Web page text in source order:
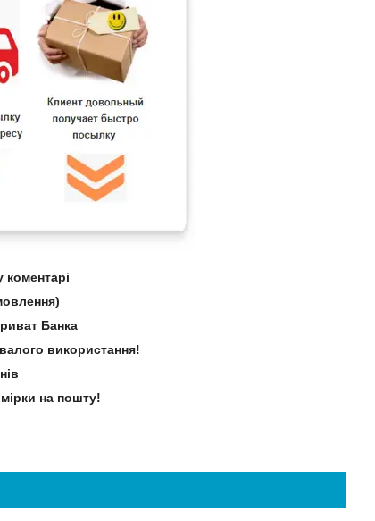
Банка
використання!
на пошту!